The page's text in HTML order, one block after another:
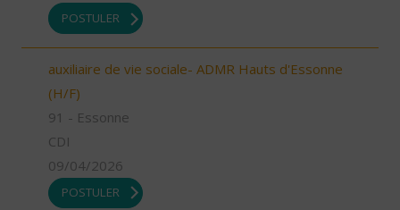
POSTULER
auxiliaire de vie sociale- ADMR Hauts d'Essonne
(H/F)
91 - Essonne
CDI
09/04/2026
POSTULER